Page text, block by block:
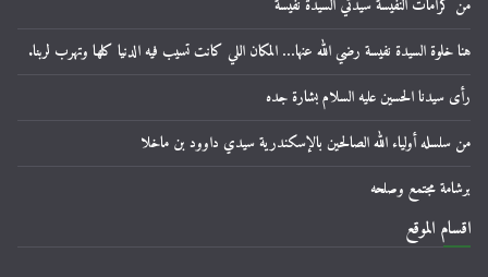
من كرامات النفيسة سيدتي السيدة نفيسة
هنا خلوة السيدة نفيسة رضي الله عنها… المكان اللي كانت تسيب فيه الدنيا كلها وتهرب لربنا.
رأى سيدنا الحسين عليه السلام بشارة جده
من سلسله أولياء الله الصالحين بالإسكندرية سيدي داوود بن ماخلا
برشامة مجتمع وصلحه
اقسام الموقع